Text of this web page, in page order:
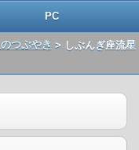
PC
つぶやき > しぶんぎ座流星